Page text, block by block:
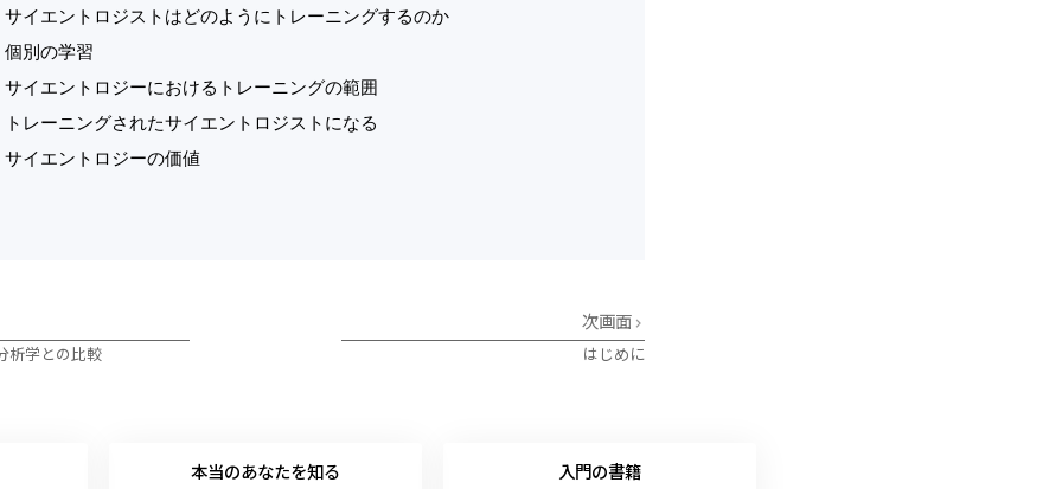
サイエントロジストはどのようにトレーニングするのか
個別の学習
サイエントロジーにおけるトレーニングの範囲
トレーニングされたサイエントロジストになる
サイエントロジーの価値
析学との比較
次画面
はじめに
本当のあなたを知る 入門の書籍